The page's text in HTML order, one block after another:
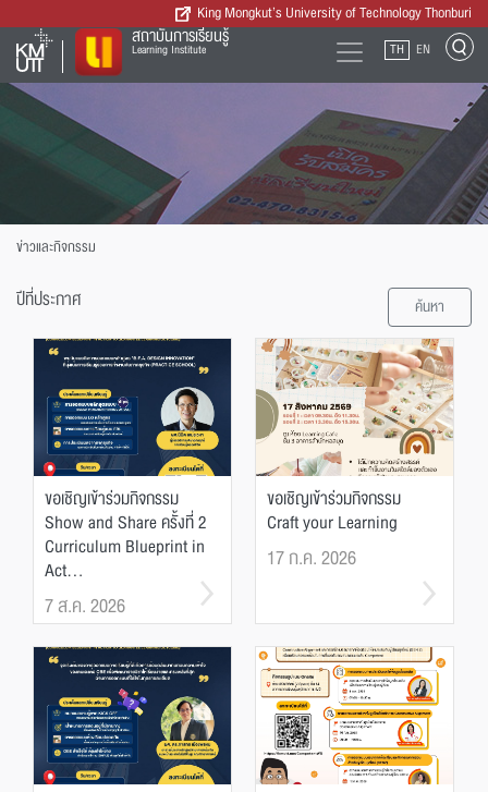
King Mongkut’s University of Technology Thonburi
สถาบันการเรียนรู้
Learning Institute TH EN
ข่าวและกิจกรรม
ปีที่ประกาศ ค้นหา
ขอเชิญเข้าร่วมกิจกรรม
Show and Share ครั้งที่ 2
Curriculum Blueprint in
Act...
7 ส.ค. 2026
ขอเชิญเข้าร่วมกิจกรรม
Craft your Learning
17 ก.ค. 2026